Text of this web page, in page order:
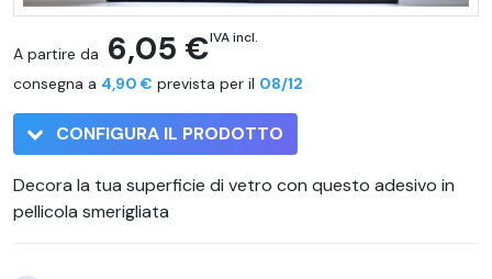
A partire da 6,05 €IVA incl.
consegna a 4,90 € prevista per il 08/12
CONFIGURA IL PRODOTTO
Decora la tua superficie di vetro con questo adesivo in
pellicola smerigliata